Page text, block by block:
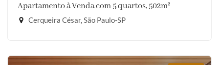
Apartamento à Venda com 5 quartos, 502m²
Cerqueira César, São Paulo-SP